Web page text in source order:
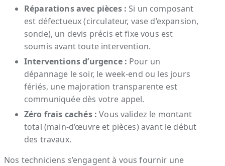
Réparations avec pièces : Si un composant
est défectueux (circulateur, vase d’expansion,
sonde), un devis précis et fixe vous est
soumis avant toute intervention.
Interventions d’urgence : Pour un
dépannage le soir, le week-end ou les jours
fériés, une majoration transparente est
communiquée dès votre appel.
Zéro frais cachés : Vous validez le montant
total (main-d’œuvre et pièces) avant le début
des travaux.
Nos techniciens s’engagent à vous fournir une